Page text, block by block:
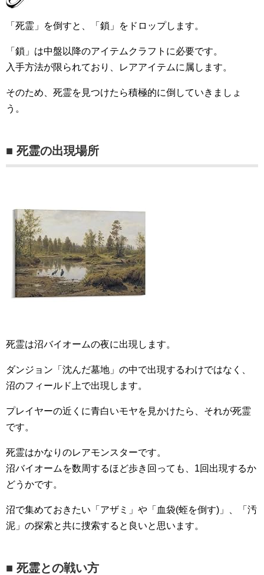
「死霊」を倒すと、「鎖」をドロップします。
「鎖」は中盤以降のアイテムクラフトに必要です。
入手方法が限られており、レアアイテムに属します。
そのため、死霊を見つけたら積極的に倒していきましょ
う。
■ 死霊の出現場所
死霊は沼バイオームの夜に出現します。
ダンジョン「沈んだ墓地」の中で出現するわけではなく、
沼のフィールド上で出現します。
プレイヤーの近くに青白いモヤを見かけたら、それが死霊
です。
死霊はかなりのレアモンスターです。
沼バイオームを数周するほど歩き回っても、1回出現するか
どうかです。
沼で集めておきたい「アザミ」や「血袋(蛭を倒す)」、「汚
泥」の探索と共に捜索すると良いと思います。
■ 死霊との戦い方